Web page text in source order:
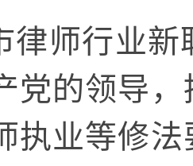
律师行业
党的领导
执业等修